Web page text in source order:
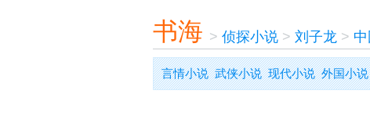
书海 > 侦探小说> 刘子龙>
言情小说 武侠小说 现代小说 外国小说